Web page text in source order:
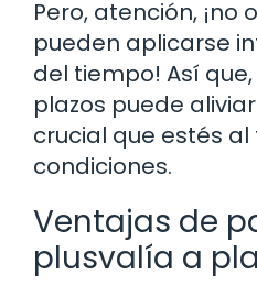
Pero, atención, ¡no
pueden aplicarse
del tiempo! Así
plazos puede
crucial que estés
condiciones.
Ventajas de
plusvalía a